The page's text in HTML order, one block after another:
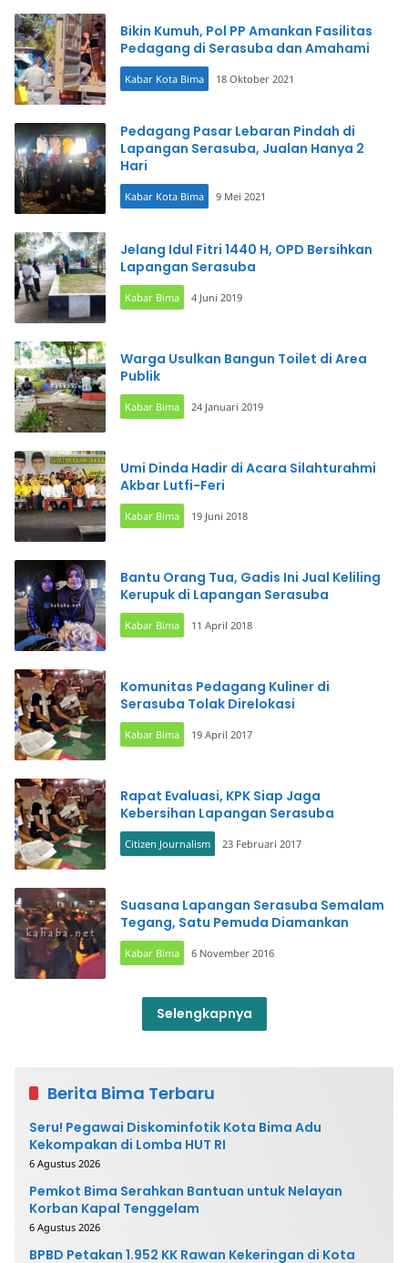
Bikin Kumuh, Pol PP Amankan Fasilitas
Pedagang di Serasuba dan Amahami
Kabar Kota Bima 18 Oktober 2021
Pedagang Pasar Lebaran Pindah di
Lapangan Serasuba, Jualan Hanya 2
Hari
Kabar Kota Bima 9 Mei 2021
Jelang Idul Fitri 1440 H, OPD Bersihkan
Lapangan Serasuba
Kabar Bima 4 Juni 2019
Warga Usulkan Bangun Toilet di Area
Publik
Kabar Bima 24 Januari 2019
Umi Dinda Hadir di Acara Silahturahmi
Akbar Lutfi-Feri
Kabar Bima 19 Juni 2018
Bantu Orang Tua, Gadis Ini Jual Keliling
Kerupuk di Lapangan Serasuba
Kabar Bima 11 April 2018
Komunitas Pedagang Kuliner di
Serasuba Tolak Direlokasi
Kabar Bima 19 April 2017
Rapat Evaluasi, KPK Siap Jaga
Kebersihan Lapangan Serasuba
Citizen Journalism 23 Februari 2017
Suasana Lapangan Serasuba Semalam
Tegang, Satu Pemuda Diamankan
Kabar Bima 6 November 2016
Selengkapnya
Berita Bima Terbaru
Seru! Pegawai Diskominfotik Kota Bima Adu
Kekompakan di Lomba HUT RI
6 Agustus 2026
Pemkot Bima Serahkan Bantuan untuk Nelayan
Korban Kapal Tenggelam
6 Agustus 2026
BPBD Petakan 1.952 KK Rawan Kekeringan di Kota